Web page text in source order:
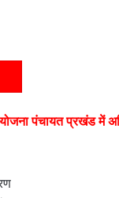
पंचायत प्रखंड में